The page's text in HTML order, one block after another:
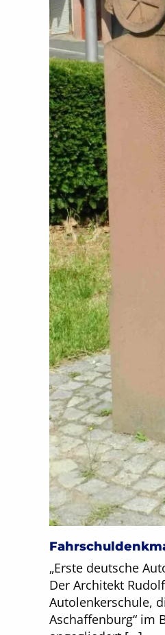
„Erste deutsche
Der Architekt
Autolenkerschule,
Aschaffenburg“ im